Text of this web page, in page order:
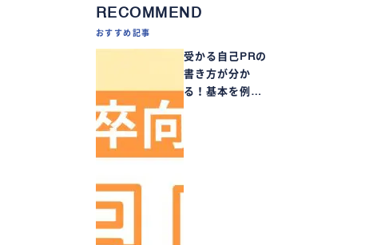
RECOMMEND
おすすめ記事
受かる自己PRの
書き方が分か
る！基本を例…